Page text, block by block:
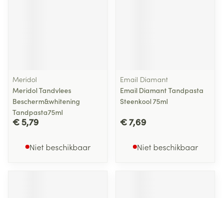
Meridol
Meridol Tandvlees
Bescherm&whitening
Tandpasta75ml
€ 5,79
Niet beschikbaar
Email Diamant
Email Diamant Tandpasta
Steenkool 75ml
€ 7,69
Niet beschikbaar